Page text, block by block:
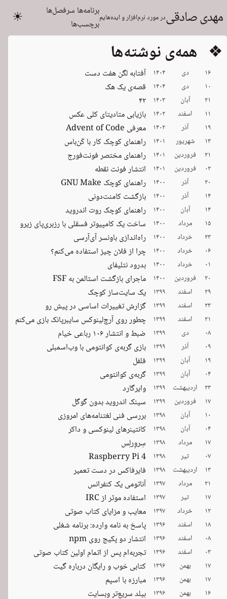
مهدی صادقیدر مورد نرم‌افزار و ایده‌هایمبرنامه‌ها سرفصل‌ها
برچسب‌ها
☀
❖ همه‌ی نوشته‌ها
۱۶ دی ۱۴۰۴ آفتابه لگن هفت دست
۱۰ دی ۱۴۰۴ قصه‌ی یک هک
۲۱ آبان ۱۴۰۳ ۴۲
۱۱ اسفند ۱۴۰۲ بازیابی متادیتای کلی عکس
۱۹ آذر ۱۴۰۲ معرفی Advent of Code
۱۳ شهریور ۱۴۰۱ راهنمای کوچک کار با کَن‌باس
۲۱ فروردین ۱۴۰۱ راهنمای مختصر فونت‌فورج
۰۲ فروردین ۱۴۰۱ انتشار فونت نقطه
۲۰ آذر ۱۴۰۰ راهنمای کوچک GNU Make
۱۴ آذر ۱۴۰۰ بازگشت کامنت‌دونی
۱۴ آبان ۱۴۰۰ راهنمای کوچک روت اندروید
۱۵ مرداد ۱۴۰۰ ساخت یک کامپیوتر فسقلی با رزبری‌پای زیرو
۲۳ خرداد ۱۴۰۰ راه‌اندازی باونسر آی‌آر‌سی
۰۶ خرداد ۱۴۰۰ چرا از فلان چیز استفاده می‌کنم؟
۰۱ خرداد ۱۴۰۰ بدرود نتلیفای
۲۰ فروردین ۱۴۰۰ ماجرای بازگشت استالمن به FSF
۲۹ اسفند ۱۳۹۹ یک سایت‌ساز کوچک
۲۳ اسفند ۱۳۹۹ گزارش تغییرات اساسی در پیش رو
۲۱ اسفند ۱۳۹۹ چطور روی آرچ‌لینوکس سایبرپانک بازی می‌کنم
۰۸ دی ۱۳۹۹ ضبط و انتشار ۱۰۶ رباعی خیام
۰۹ آذر ۱۳۹۹ بازی گربه‌ی کوانتومی با وب‌اسمبلی
۱۹ آبان ۱۳۹۹ فلفل
۰۴ آبان ۱۳۹۹ گربه‌ی کوانتومی
۲۳ اردیبهشت ۱۳۹۹ وایرگارد
۱۷ فروردین ۱۳۹۹ سینک اندروید بدون گوگل
۱۰ آبان ۱۳۹۸ بررسی فنی لغتنامه‌های امروزی
۰۴ آبان ۱۳۹۸ کانتینرهای لینوکسی و داکر
۱۷ مرداد ۱۳۹۸ سِروِرلِس
۰۷ تیر ۱۳۹۸ Raspberry Pi 4
۱۳ اردیبهشت ۱۳۹۸ فایرفاکس در دست تعمیر
۲۱ مرداد ۱۳۹۷ آناتومی یک کنفرانس
۱۷ تیر ۱۳۹۷ استفاده موثر از IRC
۱۲ خرداد ۱۳۹۷ معایب و مزایای کتاب صوتی
۱۸ اسفند ۱۳۹۶ پاسخ به نامه وارده: برنامه شغلی
۰۸ اسفند ۱۳۹۶ انتشار دو پکیج روی npm
۰۳ اسفند ۱۳۹۶ تجربه‌ام پس از اتمام اولین کتاب صوتی
۱۷ بهمن ۱۳۹۶ کتابی خوب و رایگان درباره گیت
۱۷ بهمن ۱۳۹۶ مبارزه با اسپم
۱۶ بهمن ۱۳۹۶ بیلد سریع‌تر وبسایت